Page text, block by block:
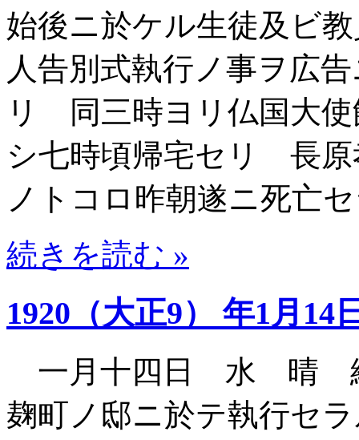
始後ニ於ケル生徒及ビ
人告別式執行ノ事ヲ広
リ 同三時ヨリ仏国大使
シ七時頃帰宅セリ 長原
ノトコロ昨朝遂ニ死亡
続きを読む »
1920（大正9） 年1月14
一月十四日 水 晴 細
麹町ノ邸ニ於テ執行セ